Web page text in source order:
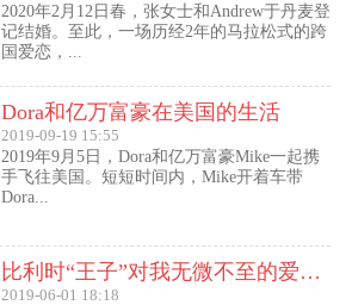
2020年2月12日春，张女士和Andrew于丹麦登
记结婚。至此，一场历经2年的马拉松式的跨
国爱恋，...
Dora和亿万富豪在美国的生活
2019-09-19 15:55
2019年9月5日，Dora和亿万富豪Mike一起携
手飞往美国。短短时间内，Mike开着车带
Dora...
比利时“王子”对我无微不至的爱（爱无界刘女士的海外生活）
2019-06-01 18:18